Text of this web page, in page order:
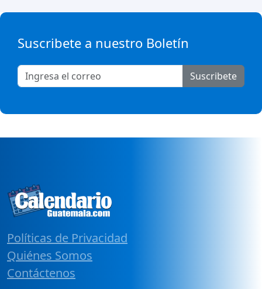
Suscribete a nuestro Boletín
Suscribete
Políticas de Privacidad
Quiénes Somos
Contáctenos